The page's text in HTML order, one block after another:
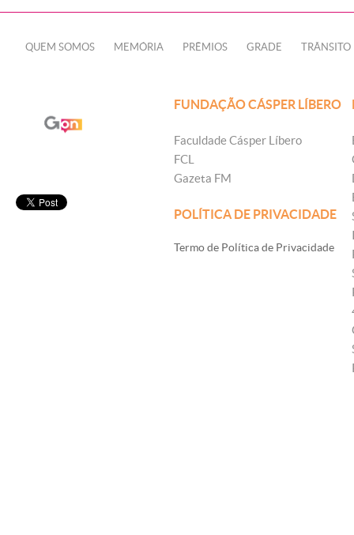
QUEM SOMOS MEMÓRIA PRÊMIOS GRADE TRÂNSITO
FUNDAÇÃO CÁSPER LÍBERO
Faculdade Cásper Líbero
FCL
Gazeta FM
POLÍTICA DE PRIVACIDADE
Termo de Política de Privacidade